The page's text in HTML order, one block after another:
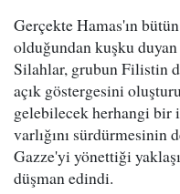
Gerçekte Hamas'ın
olduğundan kuşku
Silahlar, grubun Filistin
açık göstergesini
gelebilecek herhangi bir
varlığını sürdürmesinin
Gazze'yi yönettiği
düşman edindi.